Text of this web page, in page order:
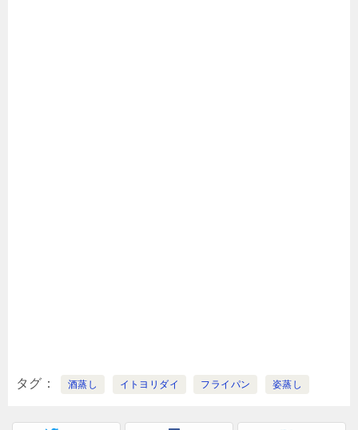
タグ 酒蒸し イトヨリダイ フライパン 姿蒸し